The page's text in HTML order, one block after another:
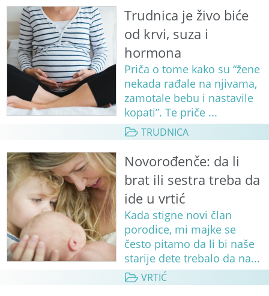
Trudnica je živo biće
od krvi, suza i
hormona
Priča o tome kako su “žene
nekada rađale na njivama,
zamotale bebu i nastavile
kopati”. Te priče ...
TRUDNICA
Novorođenče: da li
brat ili sestra treba da
ide u vrtić
Kada stigne novi član
porodice, mi majke se
često pitamo da li bi naše
starije dete trebalo da na...
VRTIĆ